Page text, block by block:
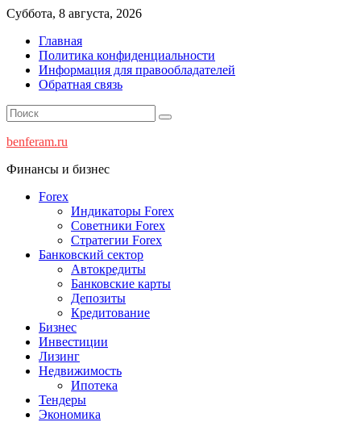
Перейти
содержимому
Суббота, 8 августа, 2026
Главная
Политика конфиденциальности
Информация для правообладателей
Обратная связь
benferam.ru
Финансы и бизнес
Forex
Индикаторы Forex
Советники Forex
Стратегии Forex
Банковский сектор
Автокредиты
Банковские карты
Депозиты
Кредитование
Бизнес
Инвестиции
Лизинг
Недвижимость
Ипотека
Тендеры
Экономика